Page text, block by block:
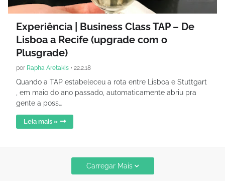
Experiência | Business Class TAP – De
Lisboa a Recife (upgrade com o
Plusgrade)
por Rapha Aretakis • 22.2.18
Quando a TAP estabeleceu a rota entre Lisboa e Stuttgart
, em maio do ano passado, automaticamente abriu pra
gente a poss…
Leia mais »
Carregar Mais